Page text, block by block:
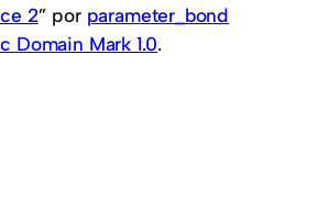
2” por parameter_bond
Domain Mark 1.0.